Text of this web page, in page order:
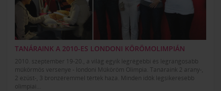
TANÁRAINK A 2010-ES LONDONI KÖRÖMOLIMPIÁN
2010. szeptember 19-20., a világ egyik legrégebbi és legrangosabb
műkörmös versenye - londoni Műköröm Olimpia. Tanáraink 2 arany-,
2 ezüst-, 3 bronzéremmel tértek haza. Minden idők legsikeresebb
olimpiai...